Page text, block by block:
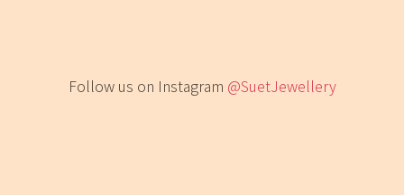
Follow us on Instagram @SuetJewellery